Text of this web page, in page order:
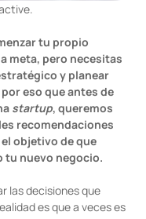
tu propio
meta, pero necesitas
y planear
eso que antes de
startup, queremos
recomendaciones
objetivo de que
tu nuevo negocio.
las decisiones que
es que a veces es